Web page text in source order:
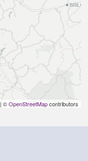
| ©OpenStreetMapcontributors